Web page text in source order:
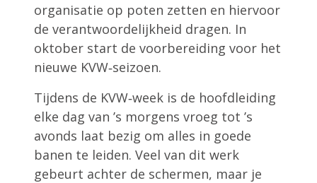
organisatie op poten zetten en hiervoor
de verantwoordelijkheid dragen. In
oktober start de voorbereiding voor het
nieuwe KVW‑seizoen.
Tijdens de KVW‑week is de hoofdleiding
elke dag van ’s morgens vroeg tot ’s
avonds laat bezig om alles in goede
banen te leiden. Veel van dit werk
gebeurt achter de schermen, maar je